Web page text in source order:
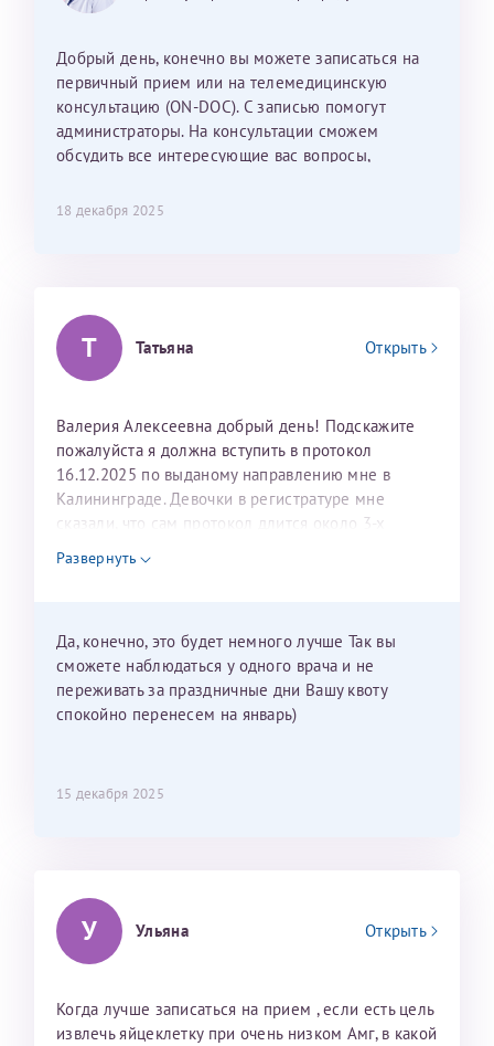
Наталью Викторовну. Тоже очень душевный человек.
лёгкое и простое. Вообще в данной клинике весь
персонал очень вежливый и чуткий, прям приятно
находиться. Мы собираемся туда ещё за вторым
ребёнком, и конечно же только к Ринату
Рафаильевичу, нашему волшебнику, без каких либо
26 июля 2026
Добрый день, конечно вы можете записаться на
первичный прием или на телемедицинскую
консультацию (ON-DOC). С записью помогут
администраторы. На консультации сможем
обсудить все интересующие вас вопросы,
18 декабря 2025
Т Татьяна Открыть
Валерия Алексеевна добрый день! Подскажите
пожалуйста я должна вступить в протокол
16.12.2025 по выданому направлению мне в
Калининграде. Девочки в регистратуре мне
сказали, что сам протокол длится около 3-х
недель и 3 недели я должна находится в Питере.
Можно мне новый год провести в Калининграде и
Развернуть
Да, конечно, это будет немного лучше Так вы
сможете наблюдаться у одного врача и не
переживать за праздничные дни Вашу квоту
спокойно перенесем на январь)
15 декабря 2025
У Ульяна Открыть
Когда лучше записаться на прием , если есть цель
извлечь яйцеклетку при очень низком Амг, в какой